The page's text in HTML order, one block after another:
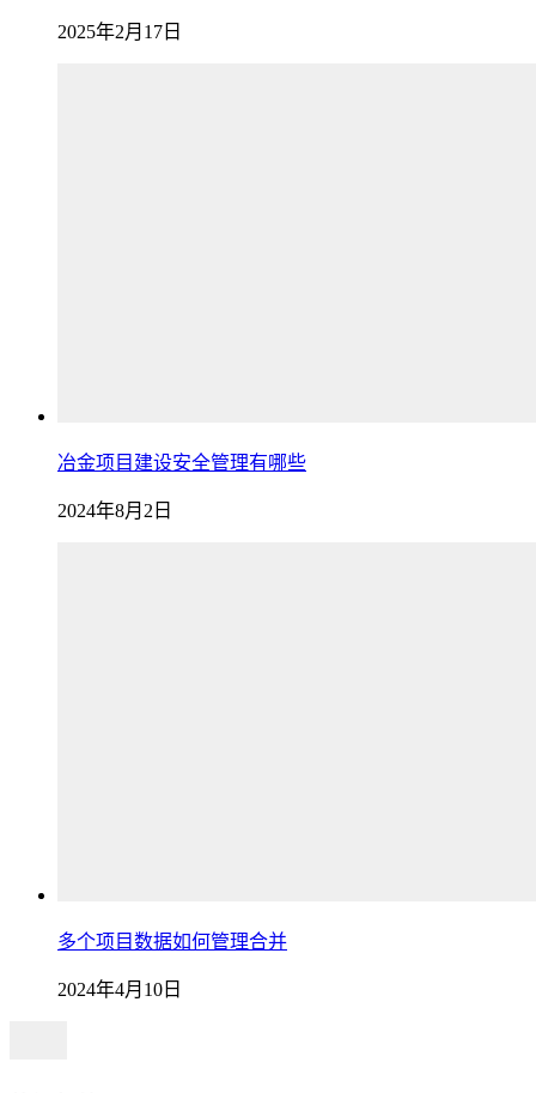
2025年2月17日
冶金项目建设安全管理有哪些
2024年8月2日
多个项目数据如何管理合并
2024年4月10日